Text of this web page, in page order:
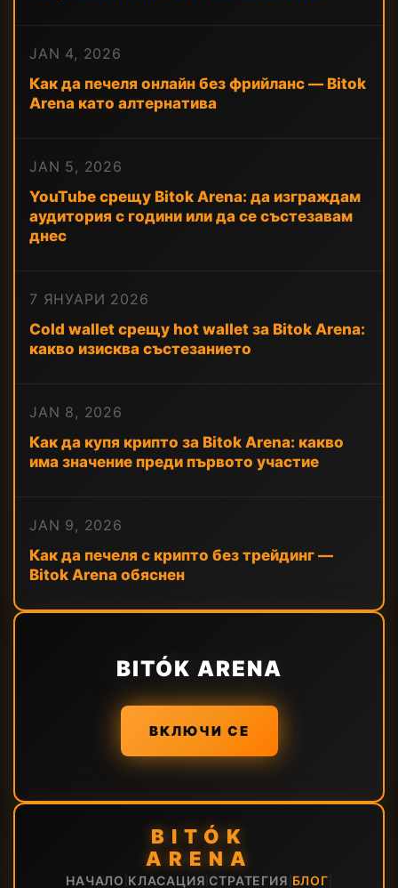
JAN 4, 2026
Как да печеля онлайн без фрийланс — Bitok
Arena като алтернатива
JAN 5, 2026
YouTube срещу Bitok Arena: да изграждам
аудитория с години или да се състезавам
днес
7 ЯНУАРИ 2026
Cold wallet срещу hot wallet за Bitok Arena:
какво изисква състезанието
JAN 8, 2026
Как да купя крипто за Bitok Arena: какво
има значение преди първото участие
JAN 9, 2026
Как да печеля с крипто без трейдинг —
Bitok Arena обяснен
BITÓK ARENA
ВКЛЮЧИ СЕ
BITÓK
ARENA
НАЧАЛО КЛАСАЦИЯ |СТРАТЕГИЯ БЛОГ